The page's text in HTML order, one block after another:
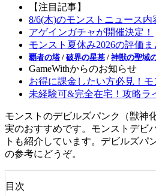
【注目記事】
8/6(木)のモンストニュース内
アゲインガチャが開催決定！
モンスト夏休み2026の評価ま
覇者の塔 / 破界の星墓 / 神獣の聖域
GameWithからのお知らせ
お得に課金したい方必見！モ
未経験可&完全在宅！攻略ラ
モンストのデビルズパンク（獣神
実のおすすめです。モンストデビ
トも紹介しています。デビルズパ
の参考にどうぞ。
目次